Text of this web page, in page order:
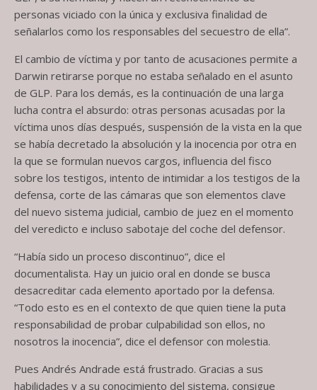
personas viciado con la única y exclusiva finalidad de
señalarlos como los responsables del secuestro de ella”.
El cambio de víctima y por tanto de acusaciones permite a
Darwin retirarse porque no estaba señalado en el asunto
de GLP. Para los demás, es la continuación de una larga
lucha contra el absurdo: otras personas acusadas por la
víctima unos días después, suspensión de la vista en la que
se había decretado la absolución y la inocencia por otra en
la que se formulan nuevos cargos, influencia del fisco
sobre los testigos, intento de intimidar a los testigos de la
defensa, corte de las cámaras que son elementos clave
del nuevo sistema judicial, cambio de juez en el momento
del veredicto e incluso sabotaje del coche del defensor.
“Había sido un proceso discontinuo”, dice el
documentalista. Hay un juicio oral en donde se busca
desacreditar cada elemento aportado por la defensa.
“Todo esto es en el contexto de que quien tiene la puta
responsabilidad de probar culpabilidad son ellos, no
nosotros la inocencia”, dice el defensor con molestia.
Pues Andrés Andrade está frustrado. Gracias a sus
habilidades y a su conocimiento del sistema, consigue